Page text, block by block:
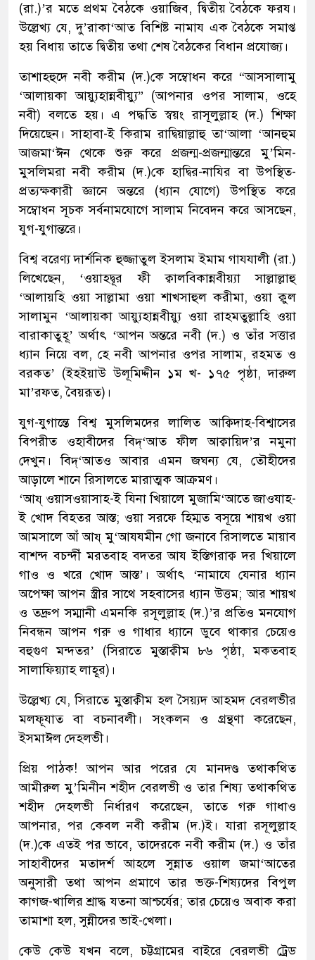
(রা.)’র মতে প্রথম বৈঠকে ওয়াজিব, দ্বিতীয় বৈঠকে ফরয।
উল্লেখ্য যে, দু’রাকা‘আত বিশিষ্ট নামায এক বৈঠকে সমাপ্ত
হয় বিধায় তাতে দ্বিতীয় তথা শেষ বৈঠকের বিধান প্রযোজ্য।
তাশাহহুদে নবী করীম (দ.)কে সম্বোধন করে “আসসালামু
‘আলায়কা আয়্যুহান্নবীয়্যু” (আপনার ওপর সালাম, ওহে
নবী) বলতে হয়। এ পদ্ধতি স্বয়ং রাসূলুল্লাহ (দ.) শিক্ষা
দিয়েছেন। সাহাবা-ই কিরাম রাদ্বিয়াল্লাহু তা‘আলা ‘আনহুম
আজমা‘ঈন থেকে শুরু করে প্রজন্ম-প্রজন্মান্তরে মু’মিন-
মুসলিমরা নবী করীম (দ.)কে হাদ্বির-নাযির বা উপস্থিত-
প্রত্যক্ষকারী জ্ঞানে অন্তরে (ধ্যান যোগে) উপস্থিত করে
সম্বোধন সূচক সর্বনামযোগে সালাম নিবেদন করে আসছেন,
যুগ-যুগান্তরে।
বিশ্ব বরেণ্য দার্শনিক হুজ্জাতুল ইসলাম ইমাম গাযযালী (রা.)
লিখেছেন, ‘ওয়াহদ্বূর ফী ক্বালবিকান্নবীয়্যা সাল্লাল্লাহু
‘আলায়হি ওয়া সাল্লামা ওয়া শাখসাহুল করীমা, ওয়া ক্বুল
সালামুন ‘আলায়কা আয়্যুহান্নবীয়্যু ওয়া রাহমতুল্লাহি ওয়া
বারাকাতুহূ’ অর্থাৎ ‘আপন অন্তরে নবী (দ.) ও তাঁর সত্তার
ধ্যান নিয়ে বল, হে নবী আপনার ওপর সালাম, রহমত ও
বরকত’ (ইহইয়াউ উলূমিদ্দীন ১ম খ- ১৭৫ পৃষ্ঠা, দারুল
মা’রফত, বৈয়রূত)।
যুগ-যুগান্তে বিশ্ব মুসলিমদের লালিত আক্বিদাহ-বিশ্বাসের
বিপরীত ওহাবীদের বিদ্‘আত ফীল আক্বায়িদ’র নমুনা
দেখুন। বিদ্‘আতও আবার এমন জঘন্য যে, তৌহীদের
আড়ালে শানে রিসালতে মারাত্মক আক্রমণ।
‘আয্ ওয়াসওয়াসাহ-ই যিনা খিয়ালে মুজামি‘আতে জাওযাহ-
ই খোদ বিহতর আস্ত; ওয়া সরফে হিম্মত বসূয়ে শায়খ ওয়া
আমসালে আঁ আয্ মু‘আযযমীন গো জনাবে রিসালতে মায়াব
বাশন্দ বচন্দীঁ মরতবাহ বদতর আয ইস্তিগরাক্ব দর খিয়ালে
গাও ও খরে খোদ আস্ত’। অর্থাৎ ‘নামাযে যেনার ধ্যান
অপেক্ষা আপন স্ত্রীর সাথে সহবাসের ধ্যান উত্তম; আর শায়খ
ও তদ্রুপ সম্মানী এমনকি রসূলুল্লাহ (দ.)’র প্রতিও মনযোগ
নিবন্ধন আপন গরু ও গাধার ধ্যানে ডুবে থাকার চেয়েও
বহুগুণ মন্দতর’ (সিরাতে মুস্তাক্বীম ৮৬ পৃষ্ঠা, মকতবাহ
সালাফিয়্যাহ লাহূর)।
উল্লেখ্য যে, সিরাতে মুস্তাক্বীম হল সৈয়্যদ আহমদ বেরলভীর
মলফূযাত বা বচনাবলী। সংকলন ও গ্রন্থণা করেছেন,
ইসমাঈল দেহলভী।
প্রিয় পাঠক! আপন আর পরের যে মানদণ্ড তথাকথিত
আমীরুল মু’মিনীন শহীদ বেরলভী ও তার শিষ্য তথাকথিত
শহীদ দেহলভী নির্ধারণ করেছেন, তাতে গরু গাধাও
আপনার, পর কেবল নবী করীম (দ.)ই। যারা রসূলুল্লাহ
(দ.)কে এতই পর ভাবে, তাদেরকে নবী করীম (দ.) ও তাঁর
সাহাবীদের মতাদর্শ আহলে সুন্নাত ওয়াল জমা‘আতের
অনুসারী তথা আপন প্রমাণে তার ভক্ত-শিষ্যদের বিপুল
কাগজ-খালির শ্রাদ্ধ যতনা আশ্চর্যের; তার চেয়েও অবাক করা
তামাশা হল, সুন্নীদের ভাই-খেলা।
কেউ কেউ যখন বলে, চট্টগ্রামের বাইরে বেরলভী ট্রেড